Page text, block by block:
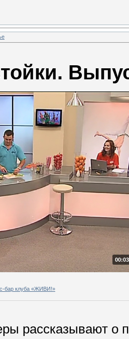
бар клуба «ЖИВИ!»
рассказывают о